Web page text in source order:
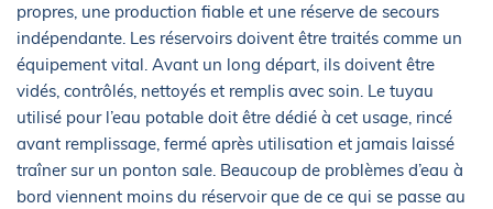
propres, une production fiable et une réserve de secours
indépendante. Les réservoirs doivent être traités comme un
équipement vital. Avant un long départ, ils doivent être
vidés, contrôlés, nettoyés et remplis avec soin. Le tuyau
utilisé pour l’eau potable doit être dédié à cet usage, rincé
avant remplissage, fermé après utilisation et jamais laissé
traîner sur un ponton sale. Beaucoup de problèmes d’eau à
bord viennent moins du réservoir que de ce qui se passe au